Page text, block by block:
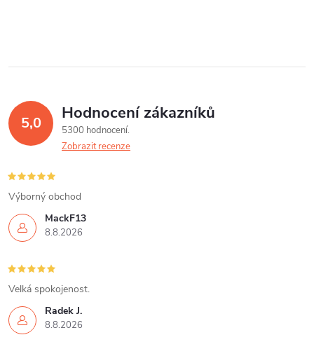
5,0 Hodnocení zákazníků
5300 hodnocení
Zobrazit recenze
MackF13
8.8.2026
Výborný obchod
Radek J.
8.8.2026
Velká spokojenost.